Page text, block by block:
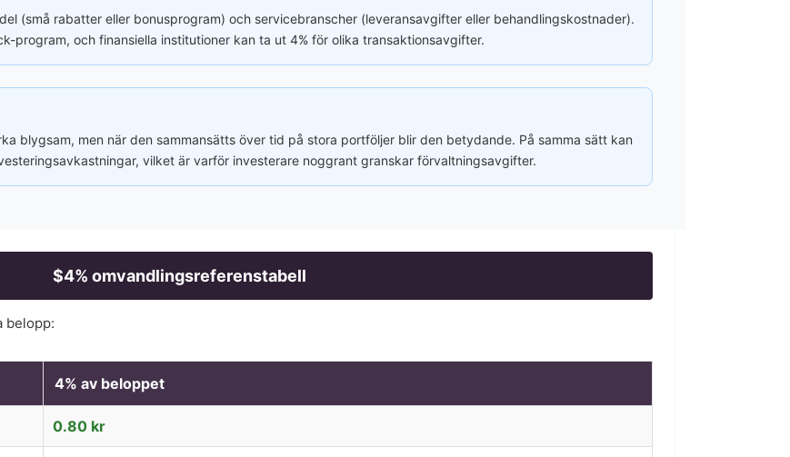
(små rabatter eller bonusprogram) och servicebranscher (leveransavgifter eller behandlingskostnader).
program, och finansiella institutioner kan ta ut 4% för olika transaktionsavgifter.
blygsam, men när den sammansätts över tid på stora portföljer blir den betydande. På samma sätt kan
vilket är varför investerare noggrant granskar förvaltningsavgifter.
$4% omvandlingsreferenstabell
belopp:
4% av beloppet
0.80 kr